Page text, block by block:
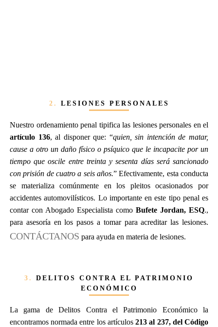
2. LESIONES PERSONALES
Nuestro ordenamiento penal tipifica las lesiones personales en el
artículo 136, al disponer que: “quien, sin intención de matar,
cause a otro un daño físico o psíquico que le incapacite por un
tiempo que oscile entre treinta y sesenta días será sancionado
con prisión de cuatro a seis años.” Efectivamente, esta conducta
se materializa comúnmente en los pleitos ocasionados por
accidentes automovilísticos. Lo importante en este tipo penal es
contar con Abogado Especialista como Bufete Jordan, ESQ.,
para asesoría en los pasos a tomar para acreditar las lesiones.
CONTÁCTANOS para ayuda en materia de lesiones.
3. DELITOS CONTRA EL PATRIMONIO
ECONÓMICO
La gama de Delitos Contra el Patrimonio Económico la
encontramos normada entre los artículos213 al 237, del Código